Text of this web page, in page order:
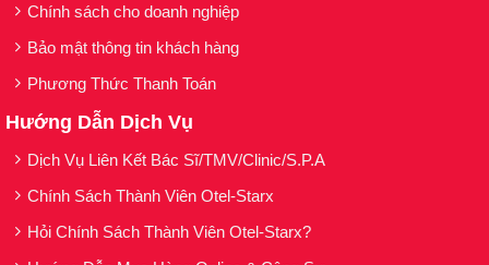
Chính sách cho doanh nghiệp
Bảo mật thông tin khách hàng
Phương Thức Thanh Toán
Hướng Dẫn Dịch Vụ
Dịch Vụ Liên Kết Bác Sĩ/TMV/Clinic/S.P.A
Chính Sách Thành Viên Otel-Starx
Hỏi Chính Sách Thành Viên Otel-Starx?